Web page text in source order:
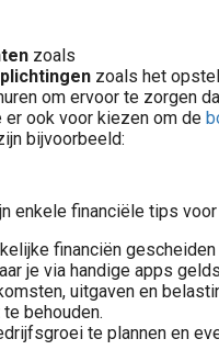
zoals
zoals het
om ervoor te zorgen
er ook voor kiezen om de
bijvoorbeeld:
enkele financiële tips
financiën
je via handige apps
uitgaven en
behouden.
te plannen en